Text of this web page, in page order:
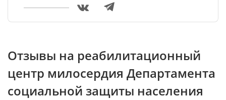
Отзывы на реабилитационный
центр милосердия Департамента
социальной защиты населения